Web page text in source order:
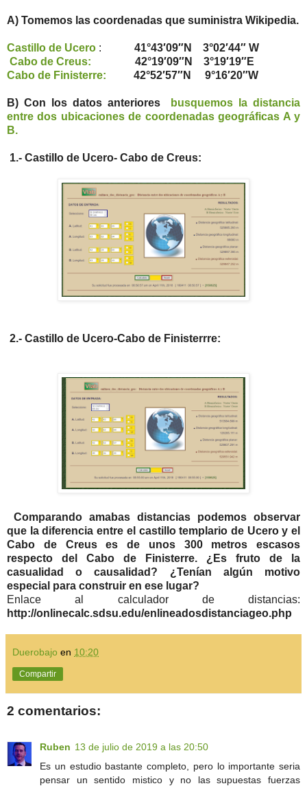
A) Tomemos las coordenadas que suministra Wikipedia.
Castillo de Ucero :
41°43′09″N 3°02′44″ W
Cabo de Creus:
42°19′09″N 3°19′19″E
Cabo de Finisterre:
42°52′57″N 9°16′20″W
B) Con los datos anteriores
busquemos la distancia
entre dos ubicaciones de coordenadas geográficas A y
B.
1.- Castillo de Ucero- Cabo de Creus:
2.- Castillo de Ucero-Cabo de Finisterrre:
Comparando amabas distancias podemos observar
que la diferencia entre el castillo templario de Ucero y el
Cabo de Creus es de unos 300 metros escasos
respecto del Cabo de Finisterre. ¿Es fruto de la
casualidad o causalidad? ¿Tenían algún motivo
especial para construir en ese lugar?
Enlace al calculador de distancias:
http://onlinecalc.sdsu.edu/enlineadosdistanciageo.php
Duerobajo en 10:20
Compartir
2 comentarios:
Ruben 13 de julio de 2019 a las 20:50
Es un estudio bastante completo, pero lo importante seria
pensar un sentido mistico y no las supuestas fuerzas